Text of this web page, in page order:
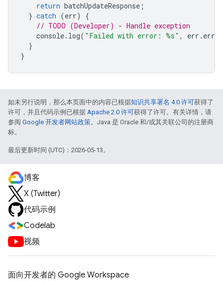
return batchUpdateResponse ;
} catch (err)
{
// TODO (Developer) - Handle exception
console. log( "Failed with error: %s" , err . error
}
}
如未另行说明，那么本页面中的内容已根据知识共享署名 4.0 许可获得了
许可，并且代码示例已根据 Apache 2.0 许可获得了许可。有关详情，请
参阅 Google 开发者网站政策。Java 是 Oracle 和/或其关联公司的注册商
标。
最后更新时间 (UTC)：2026-05-13。
博客
X (Twitter)
代码示例
Codelab
视频
面向开发者的 Google Workspace